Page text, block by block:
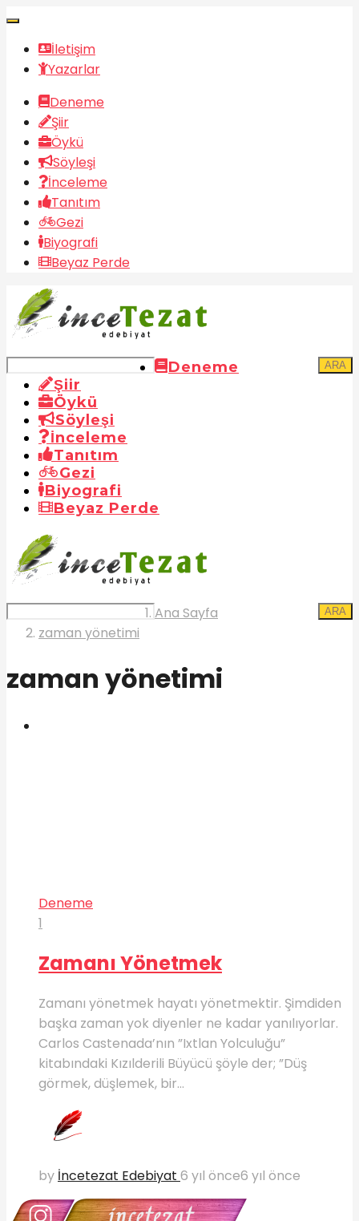
İletişim
Yazarlar
Deneme
Şiir
Öykü
Söyleşi
İnceleme
Tanıtım
Gezi
Biyografi
Beyaz Perde
ARA
Deneme
Şiir
Öykü
Söyleşi
İnceleme
Tanıtım
Gezi
Biyografi
Beyaz Perde
ARA
Ana Sayfa
zaman yönetimi
zaman yönetimi
Deneme
1
Zamanı Yönetmek
Zamanı yönetmek hayatı yönetmektir. Şimdiden
başka zaman yok diyenler ne kadar yanılıyorlar.
Carlos Castenada’nın ”Ixtlan Yolculuğu”
kitabındaki Kızılderili Büyücü şöyle der; ”Düş
görmek, düşlemek, bir...
by İncetezat Edebiyat 6 yıl önce6 yıl önce